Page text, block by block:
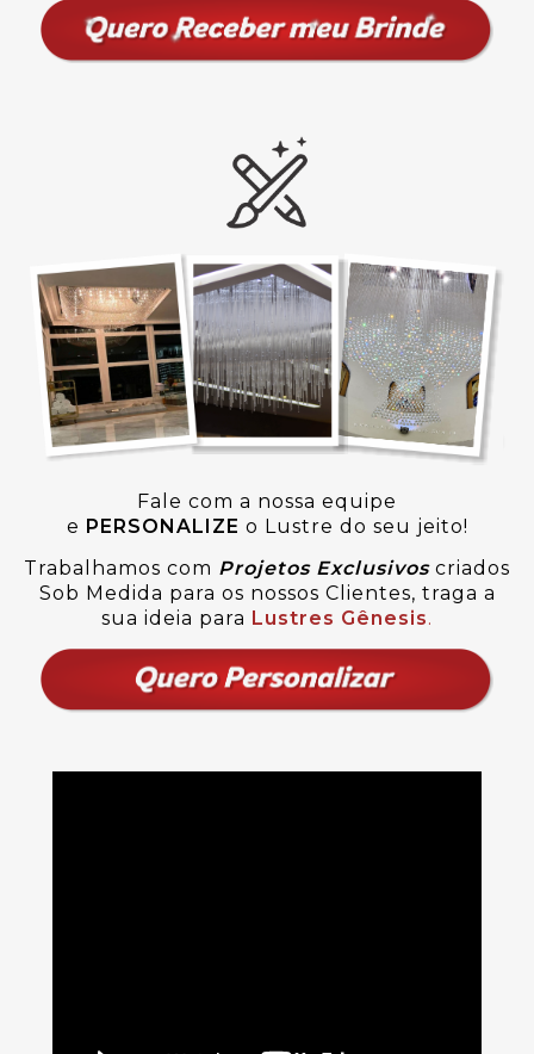
Fale com a nossa equipe
e PERSONALIZE o Lustre do seu jeito!
Trabalhamos com Projetos Exclusivoscriados
Sob Medida para os nossos Clientes, traga a
sua ideia para Lustres Gênesis.